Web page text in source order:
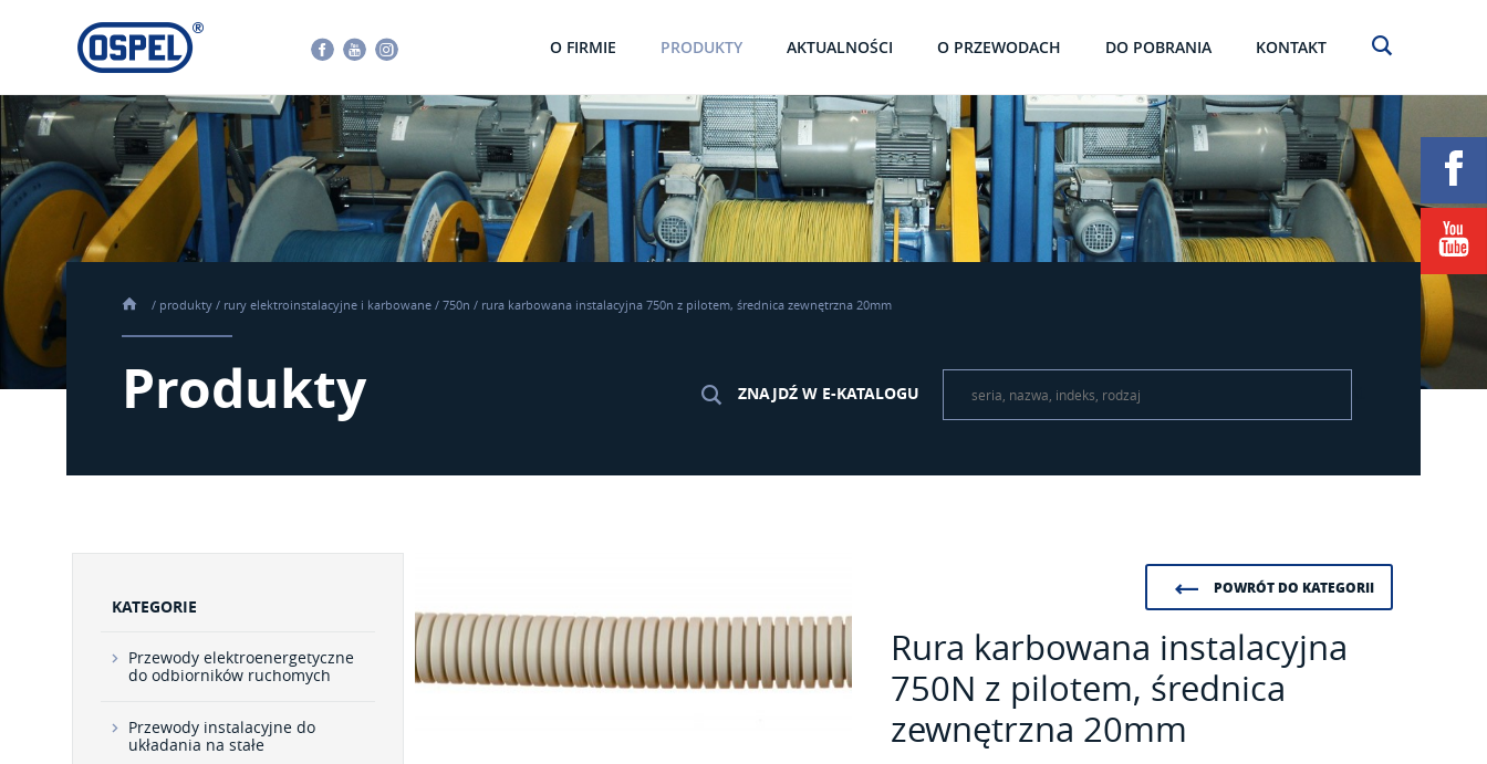
Instagram O FIRMIE PRODUKTY AKTUALNOŚCI O PRZEWODACH DO POBRANIA KONTAKT
/ produkty / rury elektroinstalacyjne i karbowane / 750n / rura karbowana instalacyjna 750n z pilotem, średnica zewnętrzna 20mm
Produkty ZNAJDŹ W E-KATALOGU
KATEGORIE
Przewody elektroenergetyczne
do odbiorników ruchomych
Przewody instalacyjne do
układania na stałe
POWRÓT DO KATEGORII
Rura karbowana instalacyjna
750N z pilotem, średnica
zewnętrzna 20mm